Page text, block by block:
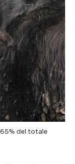
del totale